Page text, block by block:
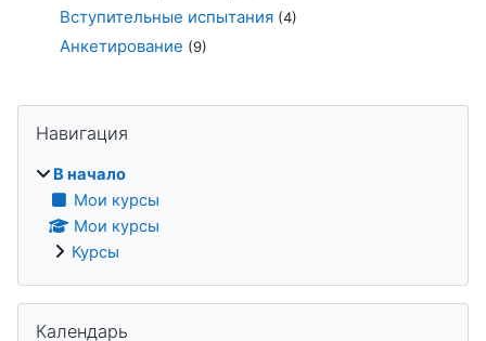
Вступительные испытания (4)
Анкетирование (9)
Блоки
Навигация
В начало
Мои курсы
Мои курсы
Курсы
Календарь